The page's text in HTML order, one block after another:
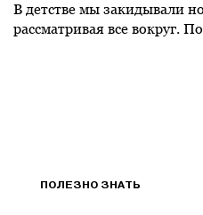
В детстве мы закидывали
рассматривая все вокруг.
ПОЛЕЗНО ЗНАТЬ